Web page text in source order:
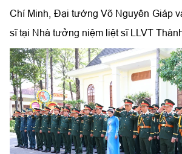
Chí Minh, Đại tướng Võ Nguyên Giáp
sĩ tại Nhà tưởng niệm liệt sĩ LLVT